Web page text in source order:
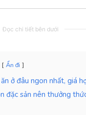
Đọc chi tiết bên dưới
Ẩn đi
ở đâu ngon nhất, giá
đặc sản nên thưởng